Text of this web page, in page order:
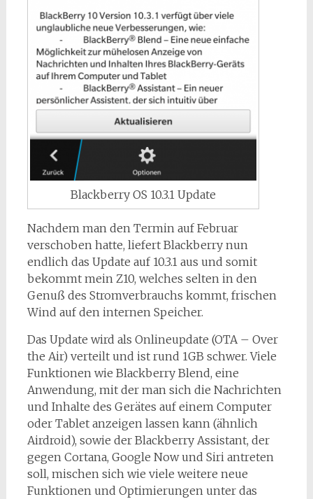
Blackberry OS 10.3.1 Update
Nachdem man den Termin auf Februar
verschoben hatte, liefert Blackberry nun
endlich das Update auf 10.3.1 aus und somit
bekommt mein Z10, welches selten in den
Genuß des Stromverbrauchs kommt, frischen
Wind auf den internen Speicher.
Das Update wird als Onlineupdate (OTA – Over
the Air) verteilt und ist rund 1GB schwer. Viele
Funktionen wie Blackberry Blend, eine
Anwendung, mit der man sich die Nachrichten
und Inhalte des Gerätes auf einem Computer
oder Tablet anzeigen lassen kann (ähnlich
Airdroid), sowie der Blackberry Assistant, der
gegen Cortana, Google Now und Siri antreten
soll, mischen sich wie viele weitere neue
Funktionen und Optimierungen unter das